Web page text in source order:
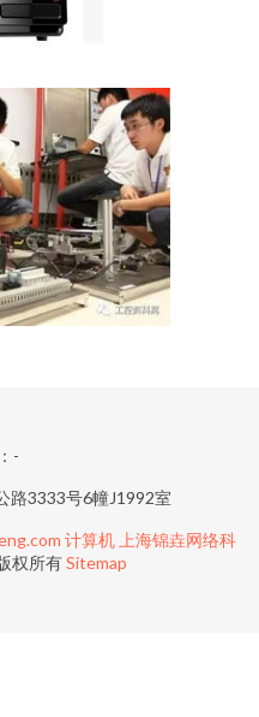
-
路3333号6幢J1992室
计算机 上海锦垚网络科
权所有Sitemap